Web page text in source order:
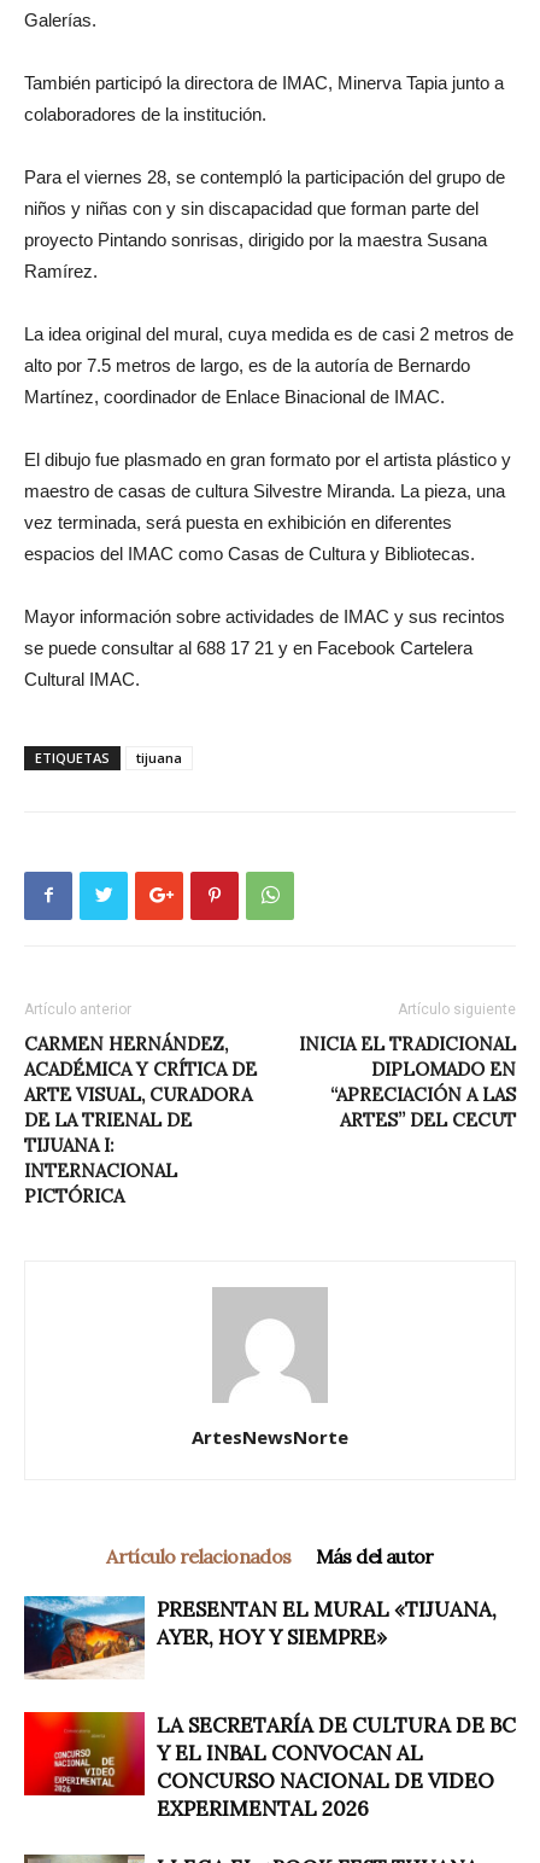
Galerías.
También participó la directora de IMAC, Minerva Tapia junto a
colaboradores de la institución.
Para el viernes 28, se contempló la participación del grupo de
niños y niñas con y sin discapacidad que forman parte del
proyecto Pintando sonrisas, dirigido por la maestra Susana
Ramírez.
La idea original del mural, cuya medida es de casi 2 metros de
alto por 7.5 metros de largo, es de la autoría de Bernardo
Martínez, coordinador de Enlace Binacional de IMAC.
El dibujo fue plasmado en gran formato por el artista plástico y
maestro de casas de cultura Silvestre Miranda. La pieza, una
vez terminada, será puesta en exhibición en diferentes
espacios del IMAC como Casas de Cultura y Bibliotecas.
Mayor información sobre actividades de IMAC y sus recintos
se puede consultar al 688 17 21 y en Facebook Cartelera
Cultural IMAC.
ETIQUETAS tijuana
Artículo anterior
CARMEN HERNÁNDEZ,
ACADÉMICA Y CRÍTICA DE
ARTE VISUAL, CURADORA
DE LA TRIENAL DE
TIJUANA I:
INTERNACIONAL
PICTÓRICA
Artículo siguiente
INICIA EL TRADICIONAL
DIPLOMADO EN
“APRECIACIÓN A LAS
ARTES” DEL CECUT
ArtesNewsNorte
Artículo relacionados Más del autor
PRESENTAN EL MURAL «TIJUANA,
AYER, HOY Y SIEMPRE»
LA SECRETARÍA DE CULTURA DE BC
Y EL INBAL CONVOCAN AL
CONCURSO NACIONAL DE VIDEO
EXPERIMENTAL 2026